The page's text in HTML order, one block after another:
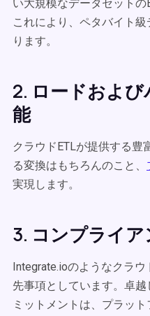
い大規模なデータセットの
これにより、ペタバイト
ります。
2. ロードおよ
能
クラウドETLが提供する豊
る変換はもちろんのこと、
実現します。
3. コンプライ
Integrate.ioのようなクラ
先事項としています。卓
ミットメントは、プラッ